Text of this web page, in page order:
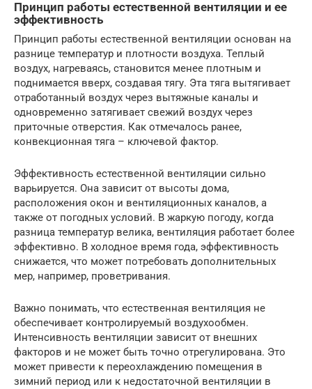
Принцип работы естественной вентиляции и ее
эффективность
Принцип работы естественной вентиляции основан на
разнице температур и плотности воздуха. Теплый
воздух, нагреваясь, становится менее плотным и
поднимается вверх, создавая тягу. Эта тяга вытягивает
отработанный воздух через вытяжные каналы и
одновременно затягивает свежий воздух через
приточные отверстия. Как отмечалось ранее,
конвекционная тяга – ключевой фактор.
Эффективность естественной вентиляции сильно
варьируется. Она зависит от высоты дома,
расположения окон и вентиляционных каналов, а
также от погодных условий. В жаркую погоду, когда
разница температур велика, вентиляция работает более
эффективно. В холодное время года, эффективность
снижается, что может потребовать дополнительных
мер, например, проветривания.
Важно понимать, что естественная вентиляция не
обеспечивает контролируемый воздухообмен.
Интенсивность вентиляции зависит от внешних
факторов и не может быть точно отрегулирована. Это
может привести к переохлаждению помещения в
зимний период или к недостаточной вентиляции в